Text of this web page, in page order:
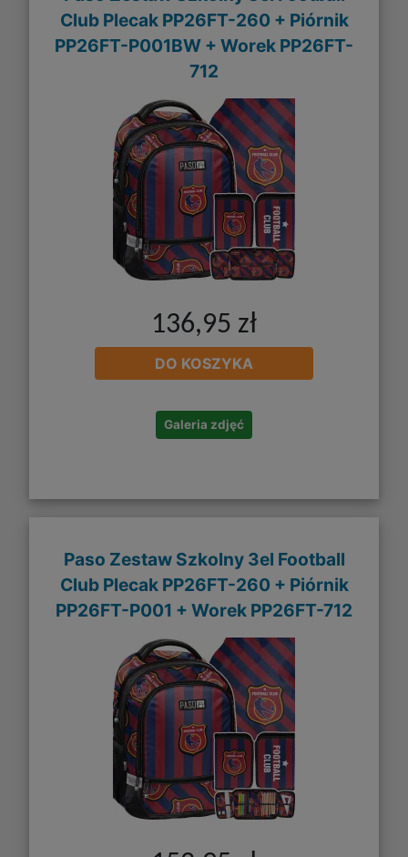
Club Plecak PP26FT-260 + Piórnik
PP26FT-P001BW + Worek PP26FT-
712
136,95 zł
DO KOSZYKA
Galeria zdjęć
Paso Zestaw Szkolny 3el Football
Club Plecak PP26FT-260 + Piórnik
PP26FT-P001 + Worek PP26FT-712